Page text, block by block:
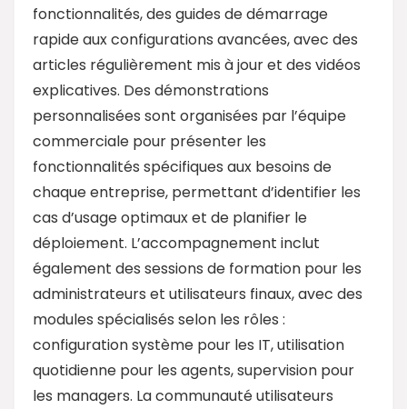
fonctionnalités, des guides de démarrage
rapide aux configurations avancées, avec des
articles régulièrement mis à jour et des vidéos
explicatives. Des démonstrations
personnalisées sont organisées par l’équipe
commerciale pour présenter les
fonctionnalités spécifiques aux besoins de
chaque entreprise, permettant d’identifier les
cas d’usage optimaux et de planifier le
déploiement. L’accompagnement inclut
également des sessions de formation pour les
administrateurs et utilisateurs finaux, avec des
modules spécialisés selon les rôles :
configuration système pour les IT, utilisation
quotidienne pour les agents, supervision pour
les managers. La communauté utilisateurs